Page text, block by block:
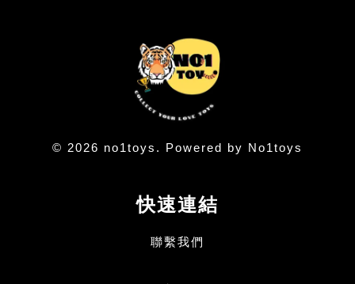
© 2026 no1toys. Powered by No1toys
快速連結
聯繫我們